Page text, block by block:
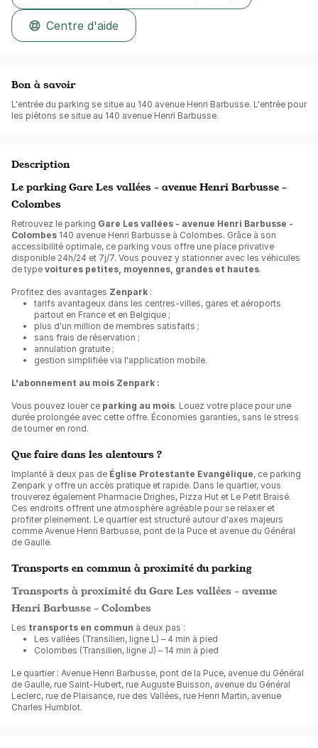
Centre d'aide
Bon à savoir
L'entrée du parking se situe au 140 avenue Henri Barbusse. L'entrée pour
les piétons se situe au 140 avenue Henri Barbusse.
Description
Le parking Gare Les vallées - avenue Henri Barbusse -
Colombes
Retrouvez le parking Gare Les vallées - avenue Henri Barbusse -
Colombes 140 avenue Henri Barbusse à Colombes. Grâce à son
accessibilité optimale, ce parking vous offre une place privative
disponible 24h/24 et 7j/7. Vous pouvez y stationner avec les véhicules
de type voitures petites, moyennes, grandes et hautes.
Profitez des avantages Zenpark :
tarifs avantageux dans les centres-villes, gares et aéroports
partout en France et en Belgique ;
plus d'un million de membres satisfaits ;
sans frais de réservation ;
annulation gratuite ;
gestion simplifiée via l'application mobile.
L'abonnement au mois Zenpark :
Vous pouvez louer ce parking au mois. Louez votre place pour une
durée prolongée avec cette offre. Économies garanties, sans le stress
de tourner en rond.
Que faire dans les alentours ?
Implanté à deux pas de Église Protestante Evangélique, ce parking
Zenpark y offre un accès pratique et rapide. Dans le quartier, vous
trouverez également Pharmacie Drighes, Pizza Hut et Le Petit Braisé.
Ces endroits offrent une atmosphère agréable pour se relaxer et
profiter pleinement. Le quartier est structuré autour d'axes majeurs
comme Avenue Henri Barbusse, pont de la Puce et avenue du Général
de Gaulle.
Transports en commun à proximité du parking
Transports à proximité du Gare Les vallées - avenue
Henri Barbusse - Colombes
Les transports en commun à deux pas :
Les vallées (Transilien, ligne L) – 4 min à pied
Colombes (Transilien, ligne J) – 14 min à pied
Le quartier : Avenue Henri Barbusse, pont de la Puce, avenue du Général
de Gaulle, rue Saint-Hubert, rue Auguste Buisson, avenue du Général
Leclerc, rue de Plaisance, rue des Vallées, rue Henri Martin, avenue
Charles Humblot.